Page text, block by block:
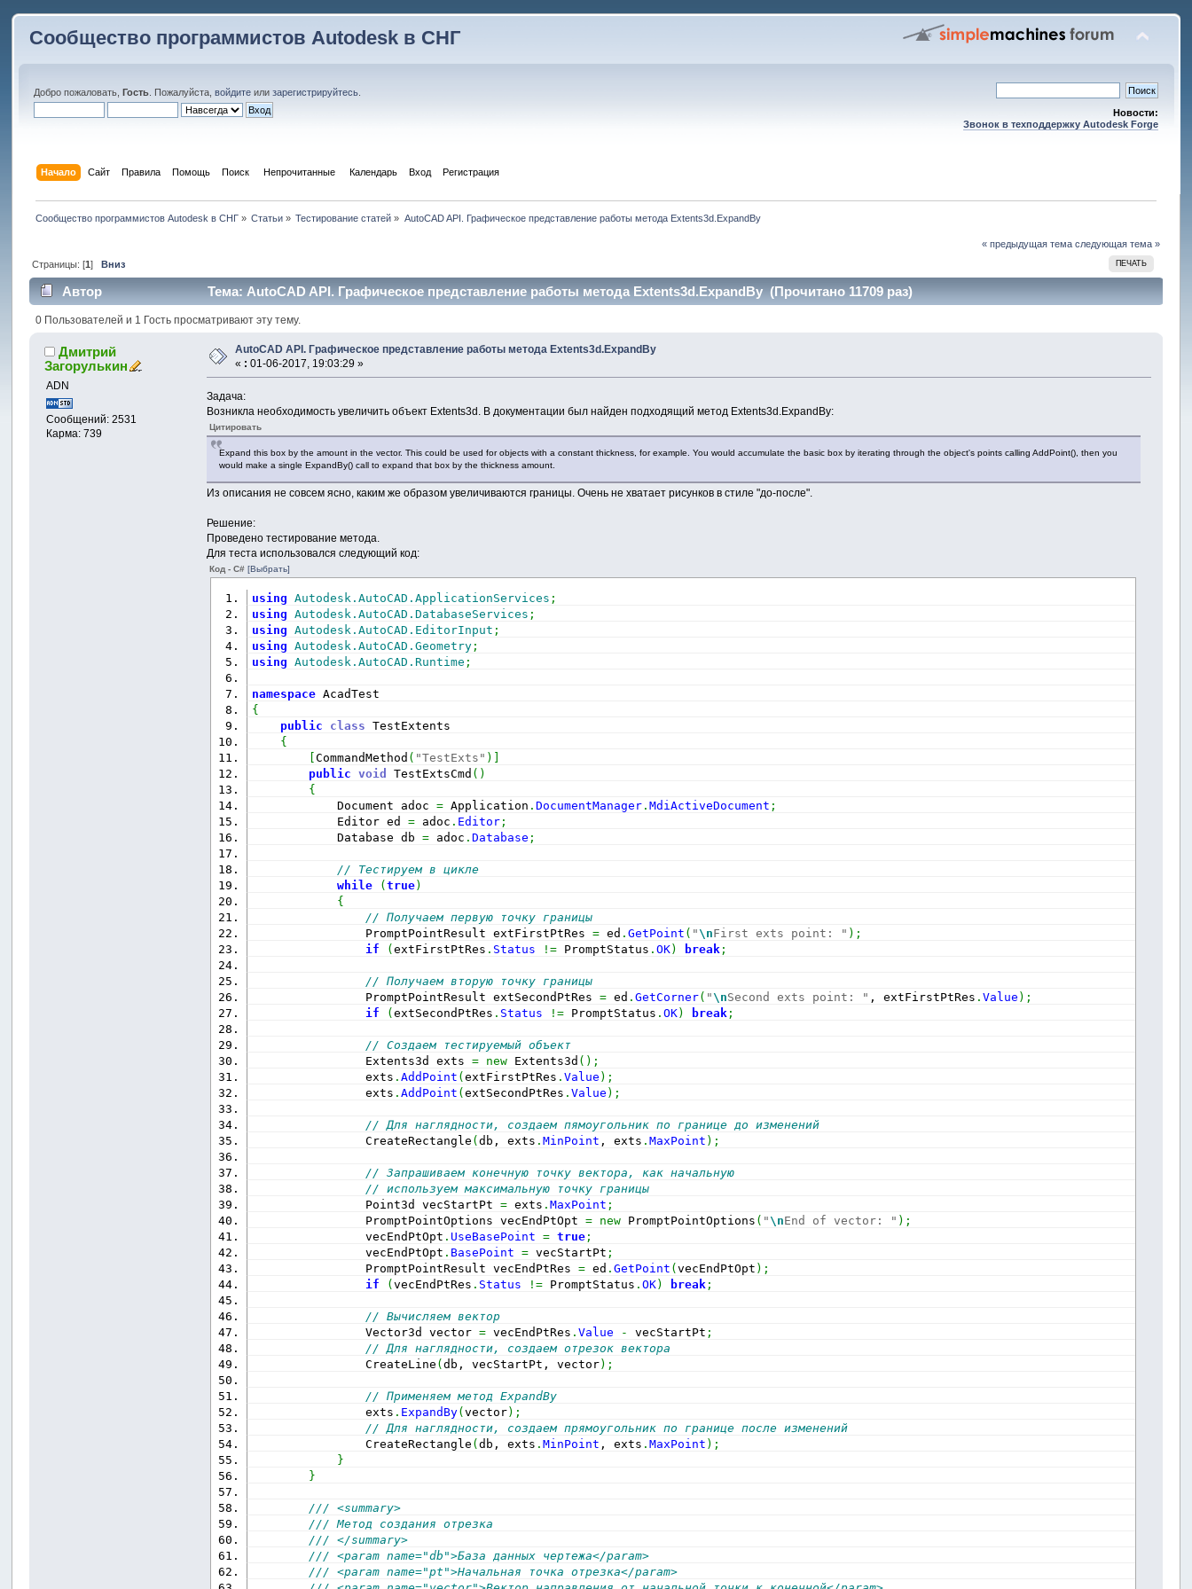
Сообщество программистов Autodesk в СНГ
Добро пожаловать,Гость . Пожалуйста,войдите илизарегистрируйтесь
Новости:
Звонок в техподдержку Autodesk Forge
Начало Сайт Правила Помощь Поиск Непрочитанные Календарь Вход Регистрация
Сообщество программистов Autodesk в СНГ» Статьи » Тестирование статей » AutoCAD API. Графическое представление работы метода Extents3d.ExpandBy
« предыдущая тема следующая тема »
ПЕЧАТЬ
Страницы: [1] Вниз
Автор Тема: AutoCAD API. Графическое представление работы метода Extents3d.ExpandBy (Прочитано 11709 раз)
0 Пользователей и 1 Гость просматривают эту тему.
Дмитрий
Загорулькин
ADN
Сообщений: 2531
Карма: 739
AutoCAD API. Графическое представление работы метода Extents3d.ExpandBy
« : 01-06-2017, 19:03:29 »
Задача:
Возникла необходимость увеличить объект Extents3d. В документации был найден подходящий метод Extents3d.ExpandBy:
Цитировать
Expand this box by the amount in the vector. This could be used for objects with a constant thickness, for example. You would accumulate the basic box by iterating through the object's points calling AddPoint(), then you
would make a single ExpandBy() call to expand that box by the thickness amount.
Из описания не совсем ясно, каким же образом увеличиваются границы. Очень не хватает рисунков в стиле "до-после".
Решение:
Проведено тестирование метода.
Для теста использовался следующий код:
Код - C#[Выбрать]
using Autodesk.AutoCAD.ApplicationServices ;
using
Autodesk.AutoCAD.DatabaseServices ;
using
Autodesk.AutoCAD.EditorInput ;
using
Autodesk.AutoCAD.Geometry ;
using
Autodesk.AutoCAD.Runtime ;
namespace AcadTest
{
public
class TestExtents
{
[CommandMethod ( "TestExts" ) ]
public
void TestExtsCmd ( )
{
Document adoc = Application .DocumentManager .MdiActiveDocument ;
Editor ed = adoc . Editor ;
Database db = adoc .Database ;
// Тестируем в цикле
while
(true)
{
// Получаем первую точку границы
PromptPointResult extFirstPtRes = ed .GetPoint ( "\nFirst exts point: " ) ;
if
(extFirstPtRes . Status != PromptStatus .OK) break ;
// Получаем вторую точку границы
PromptPointResult extSecondPtRes = ed .GetCorner( "\nSecond exts point: " , extFirstPtRes .Value ) ;
if
(extSecondPtRes . Status != PromptStatus .OK) break ;
// Создаем тестируемый объект
Extents3d exts = new Extents3d ( ) ;
exts .AddPoint (extFirstPtRes .Value ) ;
exts .AddPoint (extSecondPtRes .Value ) ;
// Для наглядности, создаем пямоугольник по границе до изменений
CreateRectangle (db, exts .MinPoint , exts .MaxPoint ) ;
// Запрашиваем конечную точку вектора, как начальную
// используем максимальную точку границы
Point3d vecStartPt = exts .MaxPoint ;
PromptPointOptions vecEndPtOpt = new PromptPointOptions ( "\nEnd of vector: " ) ;
vecEndPtOpt . UseBasePoint = true ;
vecEndPtOpt . BasePoint = vecStartPt ;
PromptPointResult vecEndPtRes = ed .GetPoint (vecEndPtOpt ) ;
if
(vecEndPtRes . Status != PromptStatus .OK) break ;
// Вычисляем вектор
Vector3d vector = vecEndPtRes .Value - vecStartPt ;
// Для наглядности, создаем отрезок вектора
CreateLine (db, vecStartPt, vector) ;
// Применяем метод ExpandBy
exts . ExpandBy(vector) ;
// Для наглядности, создаем прямоугольник по границе после изменений
CreateRectangle (db, exts .MinPoint , exts .MaxPoint ) ;
}
}
/// <summary>
/// Метод создания отрезка
/// </summary>
/// <param name="db">База данных чертежа</param>
/// <param name="pt">Начальная точка отрезка</param>